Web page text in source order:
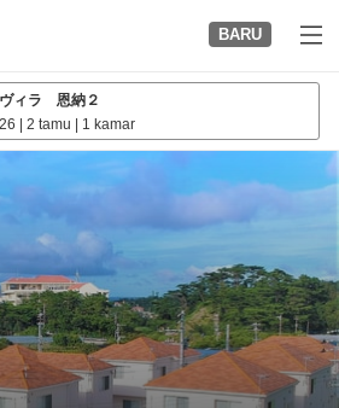
BARU
ィラ 恩納２
2 tamu 1 kamar